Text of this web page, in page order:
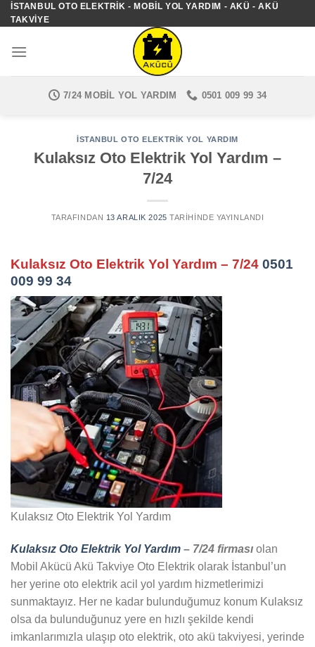
İçeriğe
atla
İSTANBUL OTO ELEKTRIK - MOBIL YOL YARDIM - AKÜ - AKÜ
TAKVIYE
7/24 MOBIL YOL YARDIM 0501 009 99 34
İSTANBUL OTO ELEKTRIK YOL YARDIM
Kulaksız Oto Elektrik Yol Yardım –
7/24
TARAFINDAN 13 ARALIK 2025 TARIHINDE YAYINLANDI
Kulaksız Oto Elektrik Yol Yardım – 7/24 0501
009 99 34
Kulaksız Oto Elektrik Yol Yardım
Kulaksız Oto Elektrik Yol Yardım – 7/24 firması olan
Mobil Akücü Akü Takviye Oto Elektrik olarak İstanbul’un
her yerine oto elektrik acil yol yardım hizmetlerimizi
sunmaktayız. Her ne kadar bulunduğumuz konum Kulaksız
olsa da bulunduğunuz yere en hızlı şekilde kendi
imkanlarımızla ulaşıp oto elektrik, oto akü takviyesi, yerinde